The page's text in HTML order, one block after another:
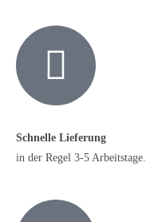
Schnelle Lieferung
in der Regel 3-5 Arbeitstage.